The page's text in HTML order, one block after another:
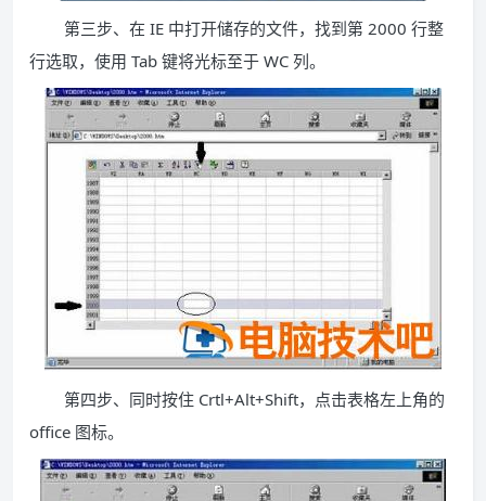
第三步、在 IE 中打开储存的文件，找到第 2000 行整
行选取，使用 Tab 键将光标至于 WC 列。
第四步、同时按住 Crtl+Alt+Shift，点击表格左上角的
office 图标。